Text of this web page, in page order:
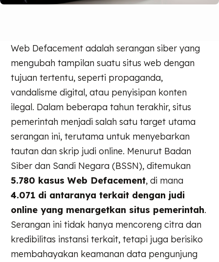
Web Defacement adalah serangan siber yang
mengubah tampilan suatu situs web dengan
tujuan tertentu, seperti propaganda,
vandalisme digital, atau penyisipan konten
ilegal. Dalam beberapa tahun terakhir, situs
pemerintah menjadi salah satu target utama
serangan ini, terutama untuk menyebarkan
tautan dan skrip judi online. Menurut Badan
Siber dan Sandi Negara (BSSN), ditemukan
5.780 kasus Web Defacement, di mana
4.071 di antaranya terkait dengan judi
online yang menargetkan situs pemerintah.
Serangan ini tidak hanya mencoreng citra dan
kredibilitas instansi terkait, tetapi juga berisiko
membahayakan keamanan data pengunjung